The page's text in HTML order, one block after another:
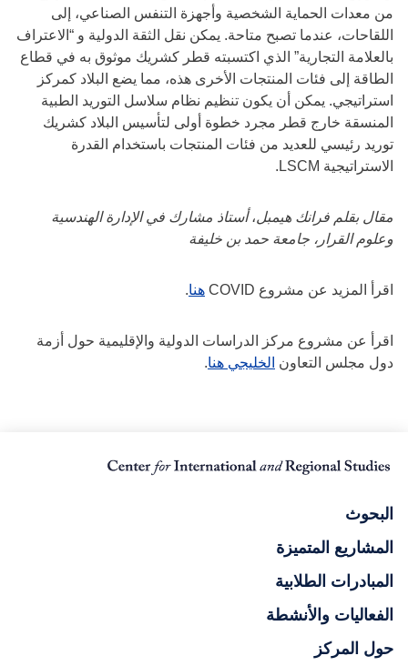
من معدات الحماية الشخصية وأجهزة التنفس الصناعي، إلى
اللقاحات، عندما تصبح متاحة. يمكن نقل الثقة الدولية و “الاعتراف
بالعلامة التجارية” الذي اكتسبته قطر كشريك موثوق به في قطاع
الطاقة إلى فئات المنتجات الأخرى هذه، مما يضع البلاد كمركز
استراتيجي. يمكن أن يكون تنظيم نظام سلاسل التوريد الطبية
المنسقة خارج قطر مجرد خطوة أولى لتأسيس البلاد كشريك
توريد رئيسي للعديد من فئات المنتجات باستخدام القدرة
الاستراتيجية LSCM.
مقال بقلم فرانك هيمبل،أستاذ مشارك في الإدارة الهندسية
وعلوم القرار، جامعة حمد بن خليفة
اقرأ المزيد عن مشروع COVID هنا.
اقرأ عن مشروع مركز الدراسات الدولية والإقليمية حول أزمة
دول مجلس التعاون الخليجي هنا.
البحوث
المشاريع المتميزة
المبادرات الطلابية
الفعاليات والأنشطة
حول المركز